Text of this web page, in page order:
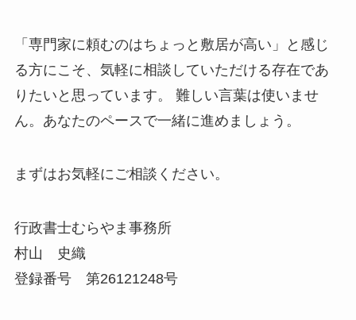
「専門家に頼むのはちょっと敷居が高い」と感じ
る方にこそ、気軽に相談していただける存在であ
りたいと思っています。 難しい言葉は使いませ
ん。あなたのペースで一緒に進めましょう。
まずはお気軽にご相談ください。
行政書士むらやま事務所
村山 史織
登録番号 第26121248号